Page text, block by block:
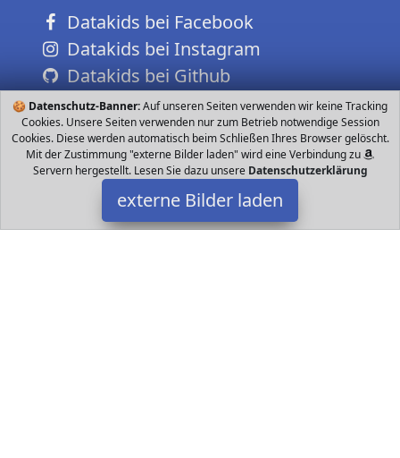
🍪 Datenschutz-Banner:Auf unseren Seiten verwenden wir keine Tracking
Cookies. Unsere Seiten verwenden nur zum Betrieb notwendige Session
Cookies. Diese werden automatisch beim Schließen Ihres Browser gelöscht.
Mit der Zustimmung "externe Bilder laden" wird eine Verbindung zu
Servern hergestellt. Lesen Sie dazu unsere Datenschutzerklärung
externe Bilder laden
Datakids bei Facebook
Datakids bei Instagram
Datakids bei Github